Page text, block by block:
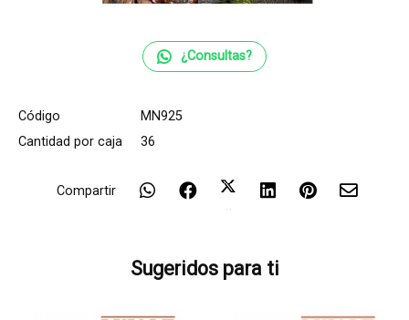
¿Consultas?
Código
MN925
Cantidad por caja
36
Compartir
Sugeridos para ti